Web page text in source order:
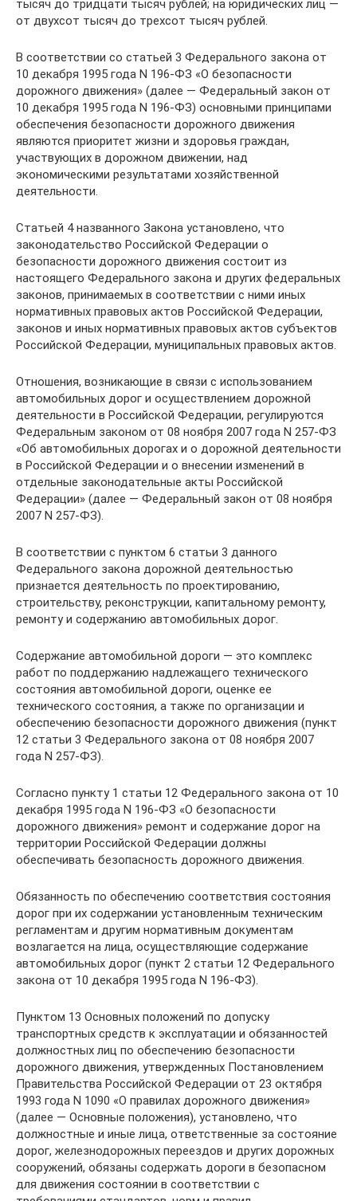
тысяч до тридцати тысяч рублей; на юридических лиц —
от двухсот тысяч до трехсот тысяч рублей.
В соответствии со статьей 3 Федерального закона от
10 декабря 1995 года N 196-ФЗ «О безопасности
дорожного движения» (далее — Федеральный закон от
10 декабря 1995 года N 196-ФЗ) основными принципами
обеспечения безопасности дорожного движения
являются приоритет жизни и здоровья граждан,
участвующих в дорожном движении, над
экономическими результатами хозяйственной
деятельности.
Статьей 4 названного Закона установлено, что
законодательство Российской Федерации о
безопасности дорожного движения состоит из
настоящего Федерального закона и других федеральных
законов, принимаемых в соответствии с ними иных
нормативных правовых актов Российской Федерации,
законов и иных нормативных правовых актов субъектов
Российской Федерации, муниципальных правовых актов.
Отношения, возникающие в связи с использованием
автомобильных дорог и осуществлением дорожной
деятельности в Российской Федерации, регулируются
Федеральным законом от 08 ноября 2007 года N 257-ФЗ
«Об автомобильных дорогах и о дорожной деятельности
в Российской Федерации и о внесении изменений в
отдельные законодательные акты Российской
Федерации» (далее — Федеральный закон от 08 ноября
2007 N 257-ФЗ).
В соответствии с пунктом 6 статьи 3 данного
Федерального закона дорожной деятельностью
признается деятельность по проектированию,
строительству, реконструкции, капитальному ремонту,
ремонту и содержанию автомобильных дорог.
Содержание автомобильной дороги — это комплекс
работ по поддержанию надлежащего технического
состояния автомобильной дороги, оценке ее
технического состояния, а также по организации и
обеспечению безопасности дорожного движения (пункт
12 статьи 3 Федерального закона от 08 ноября 2007
года N 257-ФЗ).
Согласно пункту 1 статьи 12 Федерального закона от 10
декабря 1995 года N 196-ФЗ «О безопасности
дорожного движения» ремонт и содержание дорог на
территории Российской Федерации должны
обеспечивать безопасность дорожного движения.
Обязанность по обеспечению соответствия состояния
дорог при их содержании установленным техническим
регламентам и другим нормативным документам
возлагается на лица, осуществляющие содержание
автомобильных дорог (пункт 2 статьи 12 Федерального
закона от 10 декабря 1995 года N 196-ФЗ).
Пунктом 13 Основных положений по допуску
транспортных средств к эксплуатации и обязанностей
должностных лиц по обеспечению безопасности
дорожного движения, утвержденных Постановлением
Правительства Российской Федерации от 23 октября
1993 года N 1090 «О правилах дорожного движения»
(далее — Основные положения), установлено, что
должностные и иные лица, ответственные за состояние
дорог, железнодорожных переездов и других дорожных
сооружений, обязаны содержать дороги в безопасном
для движения состоянии в соответствии с